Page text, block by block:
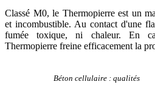
Classé M0, le Thermopierre est un
et incombustible. Au contact d'une
fumée toxique, ni chaleur. En
Thermopierre freine efficacement la
Béton cellulaire : qualités